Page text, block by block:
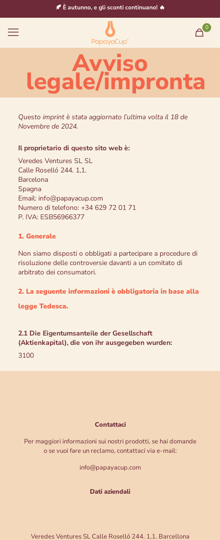
🍂 È autunno, e gli sconti continuano! 🔥
0
Avviso
legale/impronta
Questo imprint è stata aggiornato l’ultima volta il 18 de
Novembre de 2024.
Il proprietario di questo sito web è:
Veredes Ventures SL SL
Calle Roselló 244. 1,1.
Barcelona
Spagna
Email: info@papayacup.com
Numero di telefono: +34 629 72 01 71
P. IVA: ESB56966377
1. Generale
Non siamo disposti o obbligati a partecipare a procedure di
risoluzione delle controversie davanti a un comitato di
arbitrato dei consumatori.
2. La seguente informazioni è obbligatoria in base alla
legge Tedesca.
2.1 Die Eigentumsanteile der Gesellschaft
(Aktienkapital), die von ihr ausgegeben wurden:
3100
Contattaci
Per maggiori informazioni sui nostri prodotti, se hai domande
o se vuoi fare un reclamo, contattaci via e-mail:
info@papayacup.com
Dati aziendali
Veredes Ventures SL Calle Roselló 244. 1,1. Barcellona